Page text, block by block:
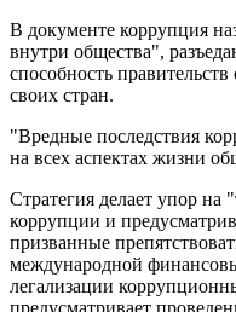
В документе коррупция
внутри общества",
способность
своих стран.
"Вредные последствия
на всех аспектах жизни
Стратегия делает упор на
коррупции и
призванные
международной
легализации
предусматривает